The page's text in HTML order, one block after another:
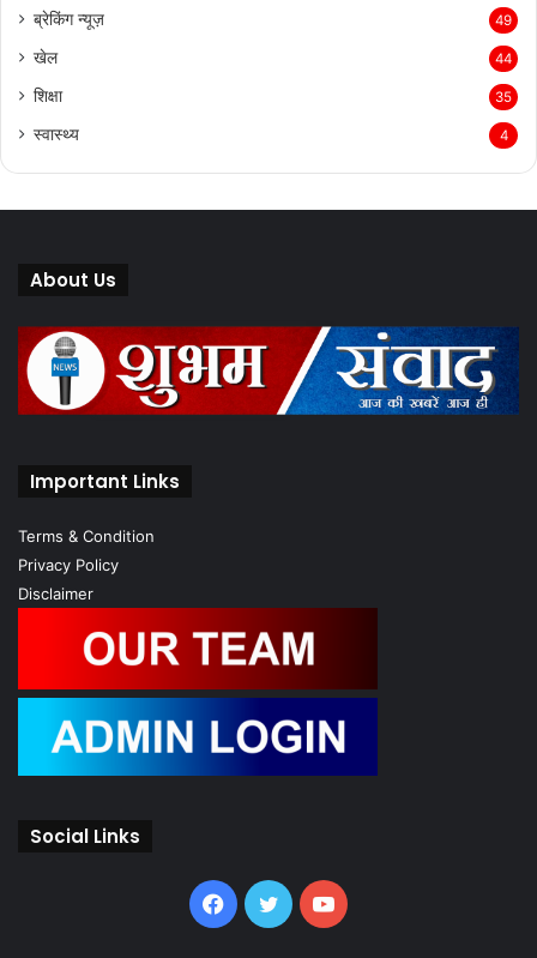
ब्रेकिंग न्यूज़ 49
खेल 44
शिक्षा 35
स्वास्थ्य 4
About Us
Important Links
Terms & Condition
Privacy Policy
Disclaimer
Social Links
Facebook
TwitterYouTube